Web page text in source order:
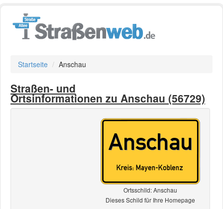
Startseite Anschau
Straßen- und
Ortsinformationen zu Anschau (56729)
Ortsschild: Anschau
Dieses Schild für Ihre Homepage